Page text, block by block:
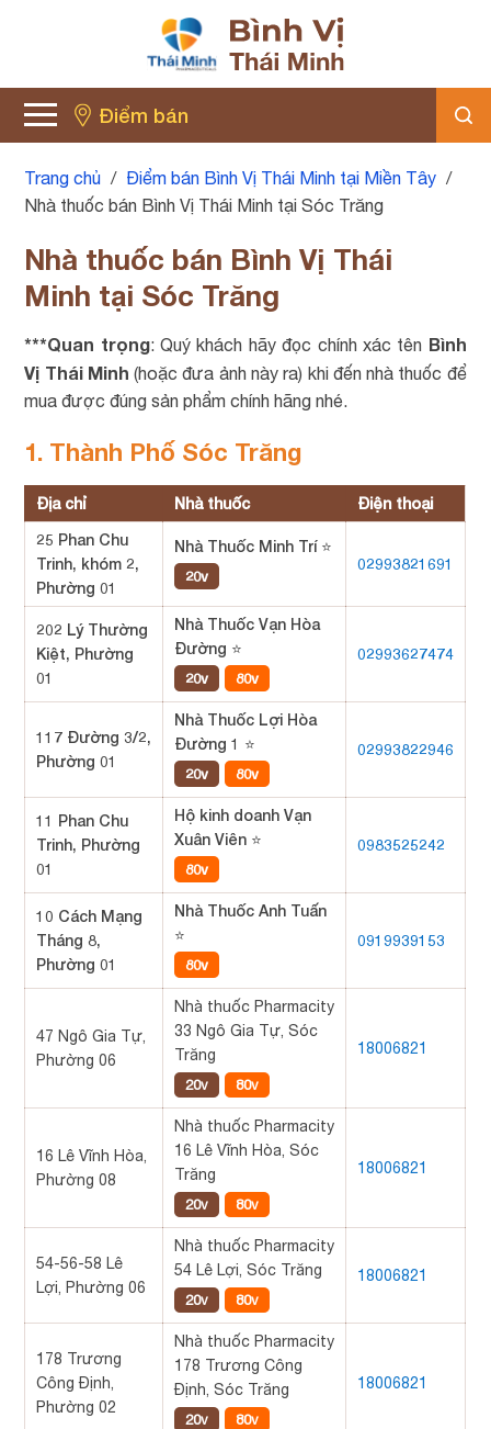
Điểm bán
Trang chủ / Điểm bán Bình Vị Thái Minh tại Miền Tây /
Nhà thuốc bán Bình Vị Thái Minh tại Sóc Trăng
Nhà thuốc bán Bình Vị Thái
Minh tại Sóc Trăng
***Quan trọng: Quý khách hãy đọc chính xác tên Bình
Vị Thái Minh (hoặc đưa ảnh này ra) khi đến nhà thuốc để
mua được đúng sản phẩm chính hãng nhé.
1. Thành Phố Sóc Trăng
Địa chỉ Nhà thuốc
Điện thoại
25 Phan Chu
Trinh, khóm 2,
Phường 01
Nhà Thuốc Minh Trí ⭐
20v
02993821691
202 Lý Thường
Kiệt, Phường
01
Nhà Thuốc Vạn Hòa
Đường ⭐
20v 80v
02993627474
117 Đường 3/2,
Phường 01
Nhà Thuốc Lợi Hòa
Đường 1 ⭐
20v 80v
02993822946
11 Phan Chu
Trinh, Phường
01
Hộ kinh doanh Vạn
Xuân Viên ⭐
80v
0983525242
10 Cách Mạng
Tháng 8,
Phường 01
Nhà Thuốc Anh Tuấn
⭐
80v
0919939153
47 Ngô Gia Tự,
Phường 06
Nhà thuốc Pharmacity
33 Ngô Gia Tự, Sóc
Trăng
20v 80v
18006821
16 Lê Vĩnh Hòa,
Phường 08
Nhà thuốc Pharmacity
16 Lê Vĩnh Hòa, Sóc
Trăng
20v 80v
18006821
54-56-58 Lê
Lợi, Phường 06
Nhà thuốc Pharmacity
54 Lê Lợi, Sóc Trăng
20v 80v
18006821
178 Trương
Công Định,
Phường 02
Nhà thuốc Pharmacity
178 Trương Công
Định, Sóc Trăng
20v 80v
18006821